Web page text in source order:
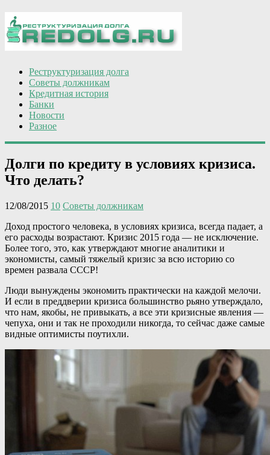
Реструктуризация долга
Советы должникам
Кредитная история
Банки
Новости
Разное
Долги по кредиту в условиях кризиса.
Что делать?
12/08/2015 10 Советы должникам
Доход простого человека, в условиях кризиса, всегда падает, а
его расходы возрастают. Кризис 2015 года — не исключение.
Более того, это, как утверждают многие аналитики и
экономисты, самый тяжелый кризис за всю историю со
времен развала СССР!
Люди вынуждены экономить практически на каждой мелочи.
И если в преддверии кризиса большинство рьяно утверждало,
что нам, якобы, не привыкать, а все эти кризисные явления —
чепуха, они и так не проходили никогда, то сейчас даже самые
видные оптимисты поутихли.